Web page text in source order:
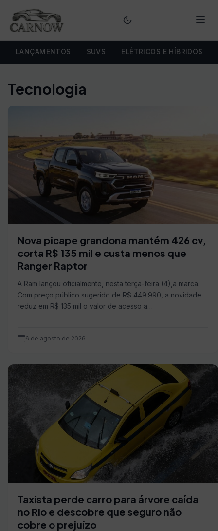
LANÇAMENTOS SUVS ELÉTRICOS E HÍBRIDOS
Tecnologia
Nova picape grandona mantém 426 cv,
corta R$ 135 mil e custa menos que
Ranger Raptor
A Ram lançou oficialmente, nesta terça-feira (4),a marca.
Com preço público sugerido de R$ 449.990, a novidade
reduz em R$ 135 mil o valor de acesso à…
6 de agosto de 2026
Taxista perde carro para árvore caída
no Rio e descobre que seguro não
cobre o prejuízo